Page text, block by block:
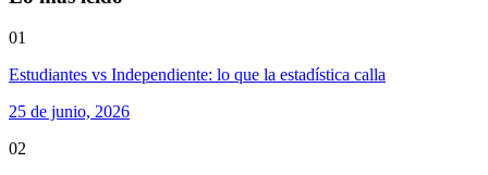
01
Estudiantes vs Independiente: lo que la estadística calla
25 de junio, 2026
02